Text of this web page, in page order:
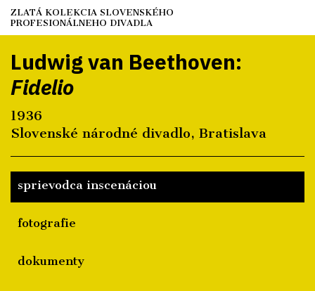
ZLATÁ KOLEKCIA SLOVENSKÉHO
PROFESIONÁLNEHO DIVADLA
Ludwig van Beethoven:
Fidelio
1936
Slovenské národné divadlo, Bratislava
sprievodca inscenáciou
fotografie
dokumenty